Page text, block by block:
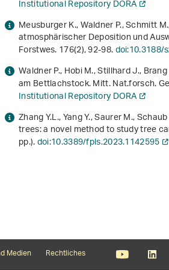
Institutional Repository DORA
Meusburger K., Waldner P., Schmitt
atmosphärischer Deposition und
Forstwes.176(2), 92-98.doi:10.3188/
Waldner P., Hobi M., Stillhard J.,
am Bettlachstock. Mitt. Nat.forsch.
Institutional Repository DORA
Zhang Y.L., Yang Y., Saurer M.,
trees: a novel method to study tree
pp.).doi:10.3389/fpls.2023.1142595
Medien Rechtliches